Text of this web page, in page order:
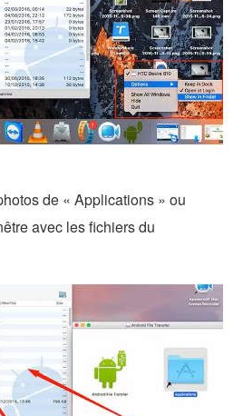
de « Applications » ou
avec les fichiers du